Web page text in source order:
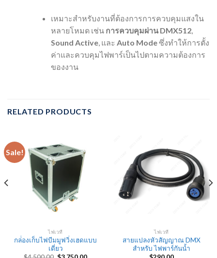
เหมาะสำหรับงานที่ต้องการการควบคุมแสงใน
หลายโหมด เช่น การควบคุมผ่าน DMX512,
Sound Active, และ Auto Modeซึ่งทำให้การตั้ง
ค่าและควบคุมไฟพาร์เป็นไปตามความต้องการ
ของงาน
RELATED PRODUCTS
Sale!
ไฟเวที
กล่่องเก็บไฟบีมมูฟวิ่งเฮดแบบ
เดี่ยว
ไฟเวที
สายแปลงหัวสัญญาณ DMX
สำหรับ ไฟพาร์กันน้ำ